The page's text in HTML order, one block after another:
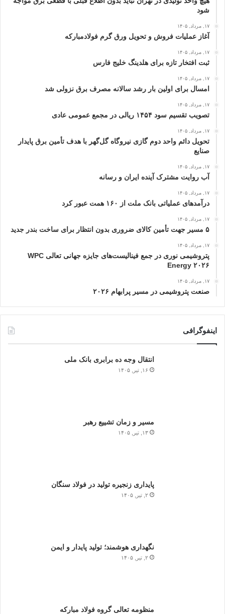
شود
۱۷, مرداد, ۱۴۰۵
آغاز عملیات فروش و تحویل ورق گرم فولادمبارکه
۱۷, مرداد, ۱۴۰۵
ثبت افتخار تازه برای هلدینگ خلیج‌ فارس
۱۷, مرداد, ۱۴۰۵
امسال برای اولین بار رشد سالانه مصرف برق نزولی شد
۱۷, مرداد, ۱۴۰۵
تصویب تقسیم سود ۱۴۵۴ ریالی در مجمع عمومی عادی
۱۷, مرداد, ۱۴۰۵
تحویل دائم واحد دوم گازی نیروگاه گل‌گهر با هدف تأمین برق پایدار
صنایع
۱۷, مرداد, ۱۴۰۵
آب روایت مشترک آینده ایران و رسانه
۱۷, مرداد, ۱۴۰۵
درآمدهای عملیاتی بانک ملت از ۱۶۰ همت عبور كرد
۱۷, مرداد, ۱۴۰۵
۵ مسیر جهت تأمین کالای ضروری بدون انتظار برای ساخت بندر جدید
۱۷, مرداد, ۱۴۰۵
پتروشیمی نوری در جمع فینالیست‌های جایزه جهانی تعالی WPC
Energy ۲۰۲۶
۱۷, مرداد, ۱۴۰۵
صنعت پتروشیمی در مسیر پرابهام ۲۰۲۶
اینفوگرافی
انتقال وجه ده برابری بانک ملی
۱۶, تیر, ۱۴۰۵
مسیر و زمان تشییع رهبر
۱۳, تیر, ۱۴۰۵
پایداری زنجیره تولید در فولاد سنگان
۲, تیر, ۱۴۰۵
نگهداری هوشمند؛ تولید پایدار و ایمن
۲, تیر, ۱۴۰۵
منظومه تعالی گروه فولاد مبارکه